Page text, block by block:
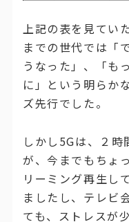
上記の表を見てい
までの世代では「
うなった」、「も
に」という明らか
ズ先行でした。
しかし5Gは、２
が、今までもちょ
リーミング再生し
ましたし、テレビ
ても、ストレスが